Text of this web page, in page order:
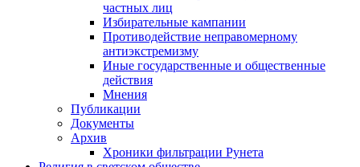
частных лиц
Избирательные кампании
Противодействие неправомерному
антиэкстремизму
Иные государственные и общественные
действия
Мнения
Публикации
Документы
Архив
Хроники фильтрации Рунета